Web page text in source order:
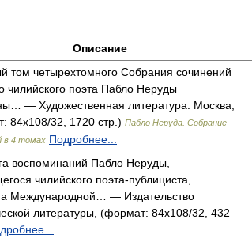
Описание
том четырехтомного Собрания сочинений
чилийского поэта Пабло Неруды
— Художественная литература. Москва,
84x108/32, 1720 стр.) Пабло Неруда. Собрание
в 4 томах Подробнее...
воспоминаний Пабло Неруды,
чилийского поэта-публициста,
Международной… — Издательство
литературы, (формат: 84x108/32, 432